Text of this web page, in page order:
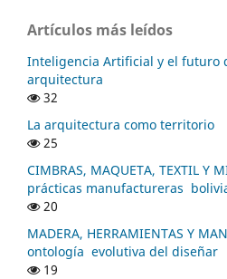
Artículos más leídos
Inteligencia Artificial y el futuro
arquitectura
32
La arquitectura como territorio
25
CIMBRAS, MAQUETA, TEXTIL Y
prácticas manufactureras
20
MADERA, HERRAMIENTAS Y
ontología evolutiva del diseñar
19